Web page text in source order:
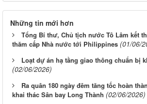
Những tin mới hơn
Tổng Bí thư, Chủ tịch nước Tô Lâm kết
thăm cấp Nhà nước tới Philippines (01/06/
Loạt dự án hạ tầng giao thông chuẩn bị
(02/06/2026)
Ra quân 180 ngày đêm tăng tốc hoàn
khai thác Sân bay Long Thành (02/06/2026)